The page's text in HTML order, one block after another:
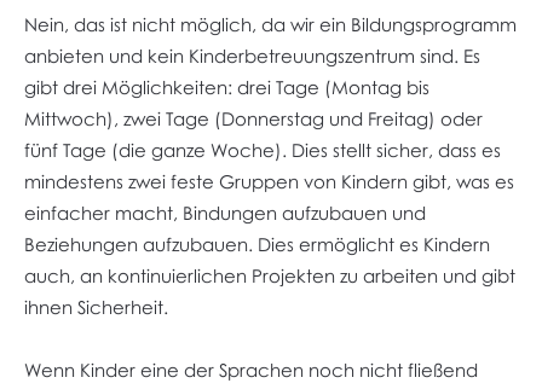
Nein, das ist nicht möglich, da wir ein Bildungsprogramm
anbieten und kein Kinderbetreuungszentrum sind. Es
gibt drei Möglichkeiten: drei Tage (Montag bis
Mittwoch), zwei Tage (Donnerstag und Freitag) oder
fünf Tage (die ganze Woche). Dies stellt sicher, dass es
mindestens zwei feste Gruppen von Kindern gibt, was es
einfacher macht, Bindungen aufzubauen und
Beziehungen aufzubauen. Dies ermöglicht es Kindern
auch, an kontinuierlichen Projekten zu arbeiten und gibt
ihnen Sicherheit.
Wenn Kinder eine der Sprachen noch nicht fließend